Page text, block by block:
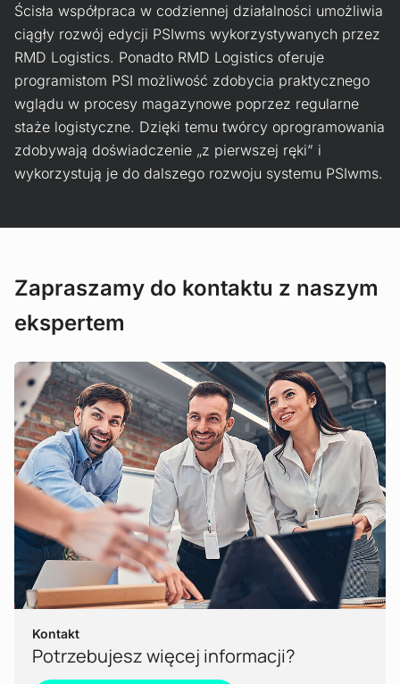
Ścisła współpraca w codziennej działalności umożliwia
ciągły rozwój edycji PSIwms wykorzystywanych przez
RMD Logistics. Ponadto RMD Logistics oferuje
programistom PSI możliwość zdobycia praktycznego
wglądu w procesy magazynowe poprzez regularne
staże logistyczne. Dzięki temu twórcy oprogramowania
zdobywają doświadczenie „z pierwszej ręki” i
wykorzystują je do dalszego rozwoju systemu PSIwms.
Zapraszamy do kontaktu z naszym
ekspertem
Kontakt
Potrzebujesz więcej informacji?